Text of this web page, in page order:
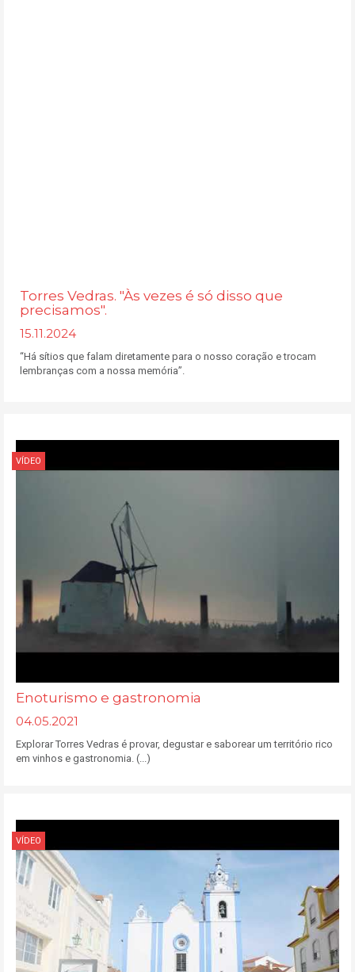
Torres Vedras. "Às vezes é só disso que
precisamos".
15.11.2024
“Há sítios que falam diretamente para o nosso coração e trocam
lembranças com a nossa memória”.
VÍDEO
Enoturismo e gastronomia
04.05.2021
Explorar Torres Vedras é provar, degustar e saborear um território rico
em vinhos e gastronomia. (...)
VÍDEO